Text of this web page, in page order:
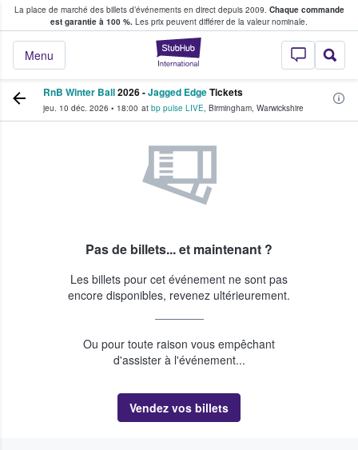
La place de marché des billets d’événements en direct depuis 2009. Chaque commande
est garantie à 100 %. Les prix peuvent différer de la valeur nominale.
StubHub - Où
Menu
fans achètent et vendent des billets
RnB Winter Ball2026 -Jagged EdgeTickets
jeu. 10 déc. 2026 • 18:00 at bp pulse LIVE, Birmingham, Warwickshire
Pas de billets... et maintenant ?
Les billets pour cet événement ne sont pas
encore disponibles, revenez ultérieurement.
Ou pour toute raison vous empêchant
d'assister à l'événement...
Vendez vos billets